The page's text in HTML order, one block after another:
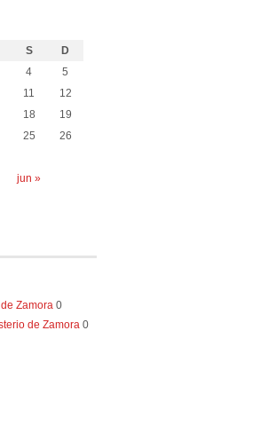
S D
jun »
4
5
11
12
18
19
25
26
Zamora 0
de Zamora 0